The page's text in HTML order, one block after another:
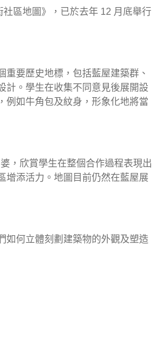
區地圖》，已於去年 12 月底舉行
要歷史地標，包括藍屋建築群、
計。學生在收集不同意見後展開設
例如牛角包及紋身，形象化地將當
，欣賞學生在整個合作過程表現出
增添活力。地圖目前仍然在藍屋展
如何立體刻劃建築物的外觀及塑造